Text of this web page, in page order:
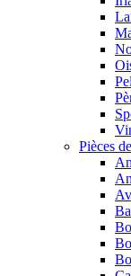
Pièces